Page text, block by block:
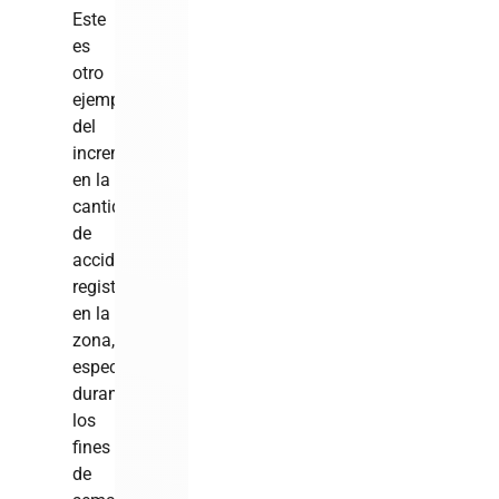
Este
es
otro
ejemplo
del
incremento
en la
cantidad
de
accidentes
registrados
en la
zona,
especialmente
durante
los
fines
de